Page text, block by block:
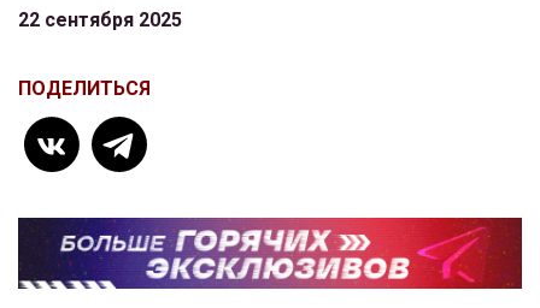
22 сентября 2025
ПОДЕЛИТЬСЯ